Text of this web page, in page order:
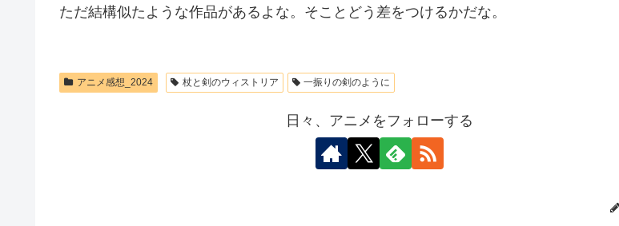
ただ結構似たような作品があるよな。そことどう差をつけるかだな。
アニメ感想_2024 杖と剣のウィストリア 一振りの剣のように
日々、アニメをフォローする